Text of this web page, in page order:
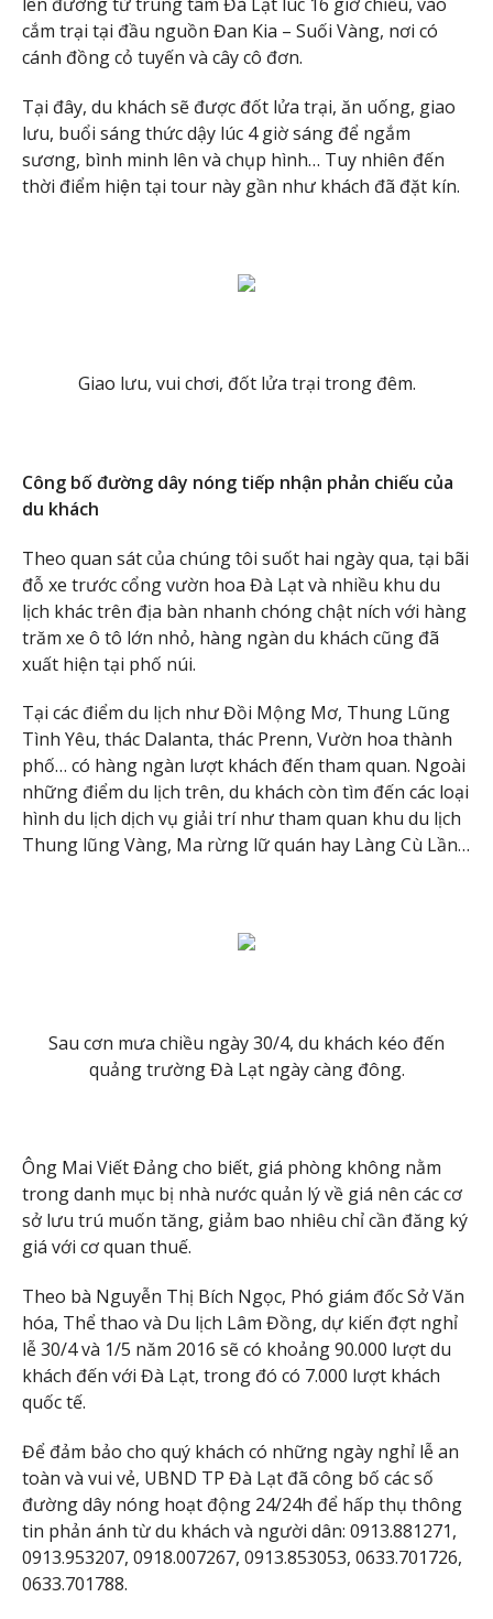
cắm trại tại đầu nguồn Đan Kia – Suối Vàng, nơi có
cánh đồng cỏ tuyến và cây cô đơn.
Tại đây, du khách sẽ được đốt lửa trại, ăn uống, giao
lưu, buổi sáng thức dậy lúc 4 giờ sáng để ngắm
sương, bình minh lên và chụp hình… Tuy nhiên đến
thời điểm hiện tại tour này gần như khách đã đặt kín.
Giao lưu, vui chơi, đốt lửa trại trong đêm.
Công bố đường dây nóng tiếp nhận phản chiếu của
du khách
Theo quan sát của chúng tôi suốt hai ngày qua, tại bãi
đỗ xe trước cổng vườn hoa Đà Lạt và nhiều khu du
lịch khác trên địa bàn nhanh chóng chật ních với hàng
trăm xe ô tô lớn nhỏ, hàng ngàn du khách cũng đã
xuất hiện tại phố núi.
Tại các điểm du lịch như Đồi Mộng Mơ, Thung Lũng
Tình Yêu, thác Dalanta, thác Prenn, Vườn hoa thành
phố… có hàng ngàn lượt khách đến tham quan. Ngoài
những điểm du lịch trên, du khách còn tìm đến các loại
hình du lịch dịch vụ giải trí như tham quan khu du lịch
Thung lũng Vàng, Ma rừng lữ quán hay Làng Cù Lần…
Sau cơn mưa chiều ngày 30/4, du khách kéo đến
quảng trường Đà Lạt ngày càng đông.
Ông Mai Viết Đảng cho biết, giá phòng không nằm
trong danh mục bị nhà nước quản lý về giá nên các cơ
sở lưu trú muốn tăng, giảm bao nhiêu chỉ cần đăng ký
giá với cơ quan thuế.
Theo bà Nguyễn Thị Bích Ngọc, Phó giám đốc Sở Văn
hóa, Thể thao và Du lịch Lâm Đồng, dự kiến đợt nghỉ
lễ 30/4 và 1/5 năm 2016 sẽ có khoảng 90.000 lượt du
khách đến với Đà Lạt, trong đó có 7.000 lượt khách
quốc tế.
Để đảm bảo cho quý khách có những ngày nghỉ lễ an
toàn và vui vẻ, UBND TP Đà Lạt đã công bố các số
đường dây nóng hoạt động 24/24h để hấp thụ thông
tin phản ánh từ du khách và người dân: 0913.881271,
0913.953207, 0918.007267, 0913.853053, 0633.701726,
0633.701788.